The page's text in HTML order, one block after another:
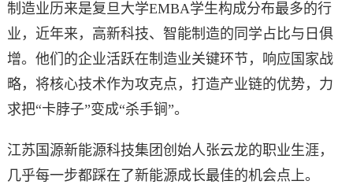
制造业历来是复旦大学EMBA学生构成分布最多的行
业，近年来，高新科技、智能制造的同学占比与日俱
增。他们的企业活跃在制造业关键环节，响应国家战
略，将核心技术作为攻克点，打造产业链的优势，力
求把“卡脖子”变成“杀手锏”。
江苏国源新能源科技集团创始人张云龙的职业生涯，
几乎每一步都踩在了新能源成长最佳的机会点上。